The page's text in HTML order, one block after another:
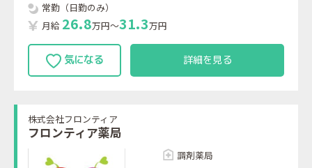
常勤（日勤のみ）
月給 26.8万円～31.3万円
詳細を見る
株式会社フロンティア
フロンティア薬局
調剤薬局